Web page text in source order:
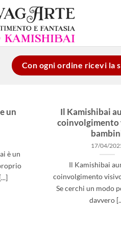
Con ogni ordine ricevi la
un
è un
Il Kamishibai
coinvolgimento
17/04/
Il Kamishibai
coinvolgimento
Se cerchi un modo
davvero